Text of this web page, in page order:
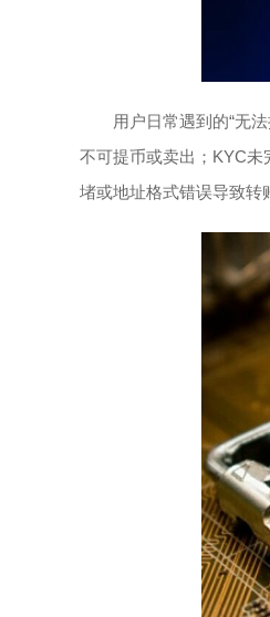
用户日常遇到的“无
不可提币或卖出；KYC
堵或地址格式错误导致转